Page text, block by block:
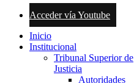
Acceder vía Youtube
Inicio
Institucional
Tribunal Superior de
Justicia
Autoridades